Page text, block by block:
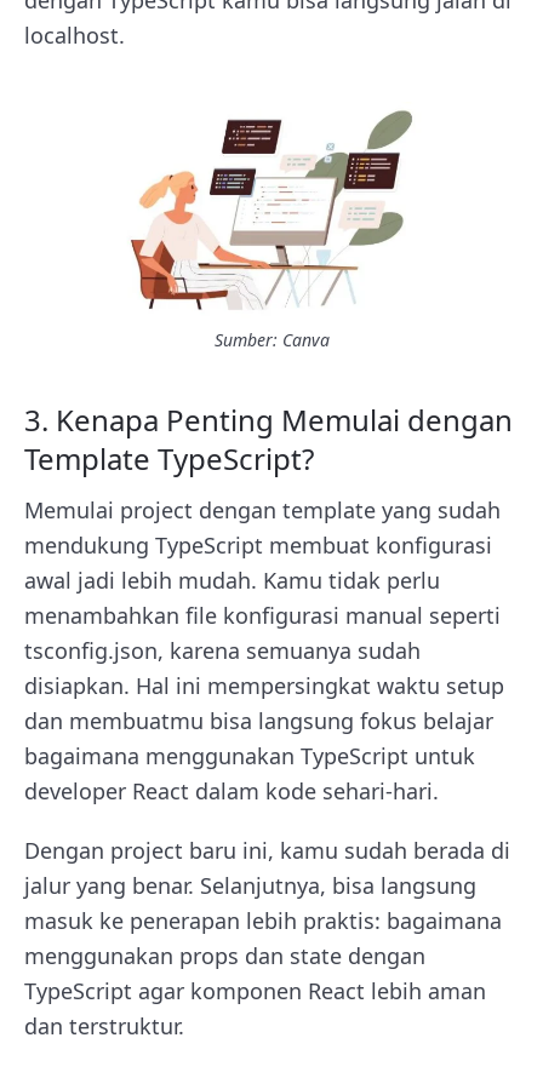
localhost.
Sumber: Canva
3. Kenapa Penting Memulai dengan
Template TypeScript?
Memulai project dengan template yang sudah
mendukung TypeScript membuat konfigurasi
awal jadi lebih mudah. Kamu tidak perlu
menambahkan file konfigurasi manual seperti
tsconfig.json, karena semuanya sudah
disiapkan. Hal ini mempersingkat waktu setup
dan membuatmu bisa langsung fokus belajar
bagaimana menggunakan TypeScript untuk
developer React dalam kode sehari-hari.
Dengan project baru ini, kamu sudah berada di
jalur yang benar. Selanjutnya, bisa langsung
masuk ke penerapan lebih praktis: bagaimana
menggunakan props dan state dengan
TypeScript agar komponen React lebih aman
dan terstruktur.